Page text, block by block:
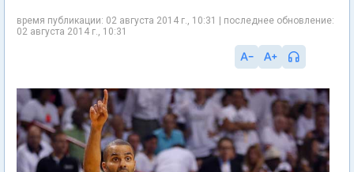
время публикации: 02 августа 2014 г., 10:31 | последнее обновление:
02 августа 2014 г., 10:31